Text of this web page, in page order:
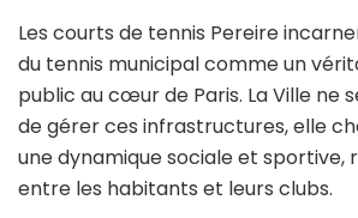
Les courts de tennis Pereire
du tennis municipal comme un
public au cœur de Paris. La Ville ne
de gérer ces infrastructures, elle
une dynamique sociale et sportive,
entre les habitants et leurs clubs.